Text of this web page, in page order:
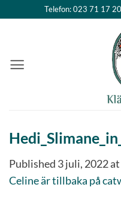
Telefon: 023 71 17 20
Published 3 juli, 2022at
Celine är tillbaka på